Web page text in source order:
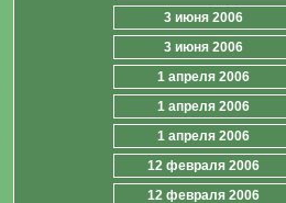
3 июня 2006
3 июня 2006
1 апреля 2006
1 апреля 2006
1 апреля 2006
12 февраля 2006
12 февраля 2006